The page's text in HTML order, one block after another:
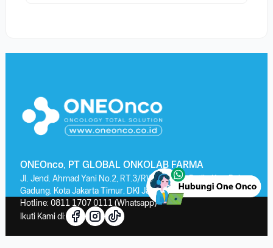
ONEOnco, PT GLOBAL ONKOLAB FARMA
Jl. Jend. Ahmad Yani No.2, RT.3/RW.13, Kayu Putih, Kec. Pulo
Gadung, Kota Jakarta Timur, DKI Jakarta 13210
Hotline: 0811 1707 0111 (Whatsapp)
Ikuti Kami di: